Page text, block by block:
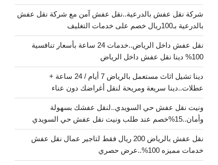
شركة نقل عفش بالدرعية..نقل عفش آمن مع شركة نقل عفش
بالدرعية بـ100ريال خصم على خدمات التغليف
نقل عفش داخل الرياض..خدمات 24 ساعة بأسعار تنافسية
100% دينا نقل عفش داخل الرياض
دينا تشيل اثاث مستعمل بالرياض 7 أيام / 24 ساعة +
عطلات..دينا سريعة ومريحة لنقل أغراضك دون عناء
ونيت نقل عفش حي السويدي..لنقل عفشك بسهولة
وأمان..15%خصم عند طلب ونيت نقل عفش حي السويدي
نقل عفش بالرياض 200 ريال فقط لتاجير عمال نقل عفش
خدمات مميزه 100%..عرض حصري